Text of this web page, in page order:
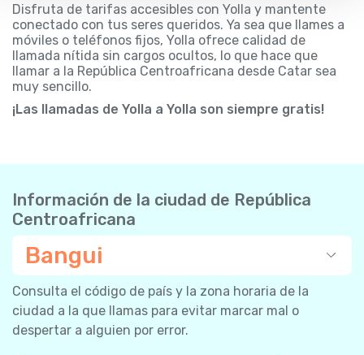
Disfruta de tarifas accesibles con Yolla y mantente
conectado con tus seres queridos. Ya sea que llames a
móviles o teléfonos fijos, Yolla ofrece calidad de
llamada nítida sin cargos ocultos, lo que hace que
llamar a la República Centroafricana desde Catar sea
muy sencillo.
¡Las llamadas de Yolla a Yolla son siempre gratis!
Información de la ciudad de República
Centroafricana
Bangui
Consulta el código de país y la zona horaria de la
ciudad a la que llamas para evitar marcar mal o
despertar a alguien por error.